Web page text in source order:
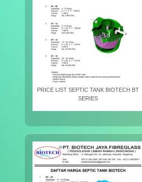
PRICE LIST SEPTIC TANK BIOTECH BT
SERIES